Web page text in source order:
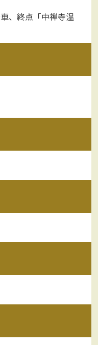
、終点「中禅寺温